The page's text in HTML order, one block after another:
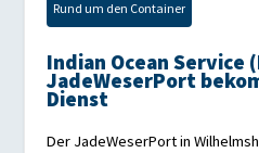
Rund um den Container
Indian Ocean Service
JadeWeserPort
Dienst
Der JadeWeserPort in